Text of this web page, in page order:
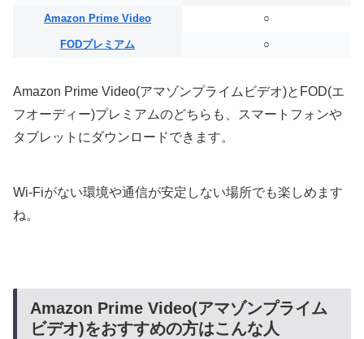
Amazon Prime Video ○
FODプレミアム ○
Amazon Prime Video(アマゾンプライムビデオ)とFOD(エ
フオーディー)プレミアムのどちらも、スマートフォンや
タブレットにダウンロードできます。
Wi-Fiがない環境や通信が安定しない場所でも楽しめます
ね。
Amazon Prime Video(アマゾンプライム
ビデオ)をおすすめの方はこんな人